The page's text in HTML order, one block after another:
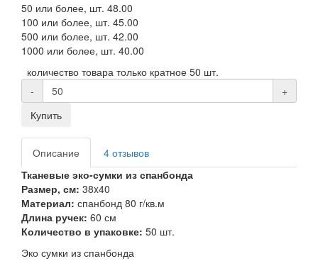
50 или более, шт. 48.00
100 или более, шт. 45.00
500 или более, шт. 42.00
1000 или более, шт. 40.00
количество товара только кратное 50 шт.
-
+
Купить
Описание
4 отзывов
Тканевые эко-сумки из спанбонда
Размер, см: 38x40
Материал: спанбонд 80 г/кв.м
Длина ручек: 60 см
Количество в упаковке: 50 шт.
Эко сумки из спанбонда